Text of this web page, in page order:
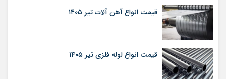
قیمت انواع آهن آلات تیر ۱۴۰۵
قیمت انواع لوله فلزی تیر ۱۴۰۵